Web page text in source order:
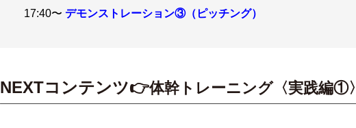
17:40〜 デモンストレーション③（ピッチング）
NEXTコンテンツ👉体幹トレーニング〈実践編①〉